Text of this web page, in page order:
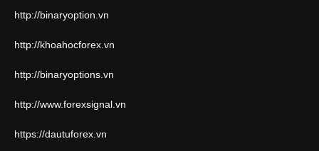
http://binaryoption.vn
http://khoahocforex.vn
http://binaryoptions.vn
http://www.forexsignal.vn
https://dautuforex.vn